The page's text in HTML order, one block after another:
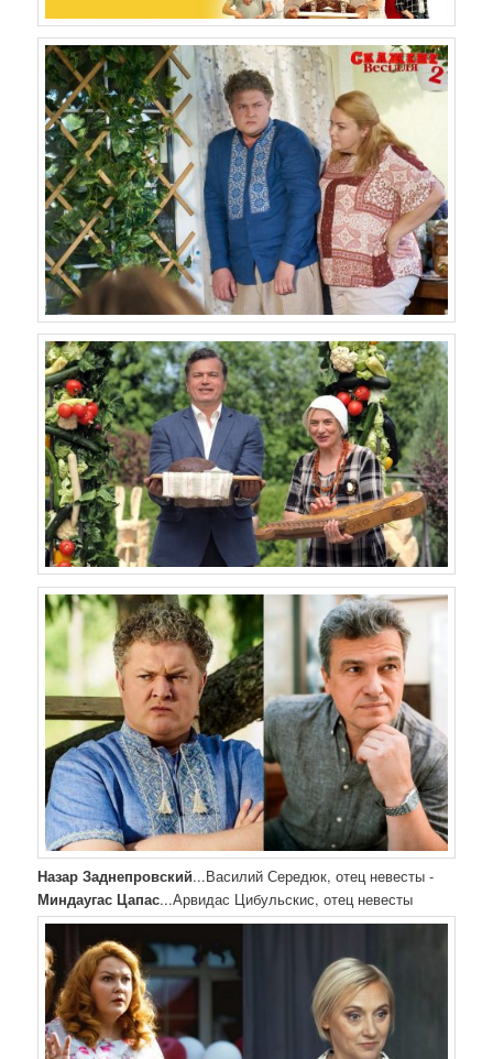
Назар Заднепровский...Василий Середюк, отец невесты -
Миндаугас Цапас...Арвидас Цибульскис, отец невесты